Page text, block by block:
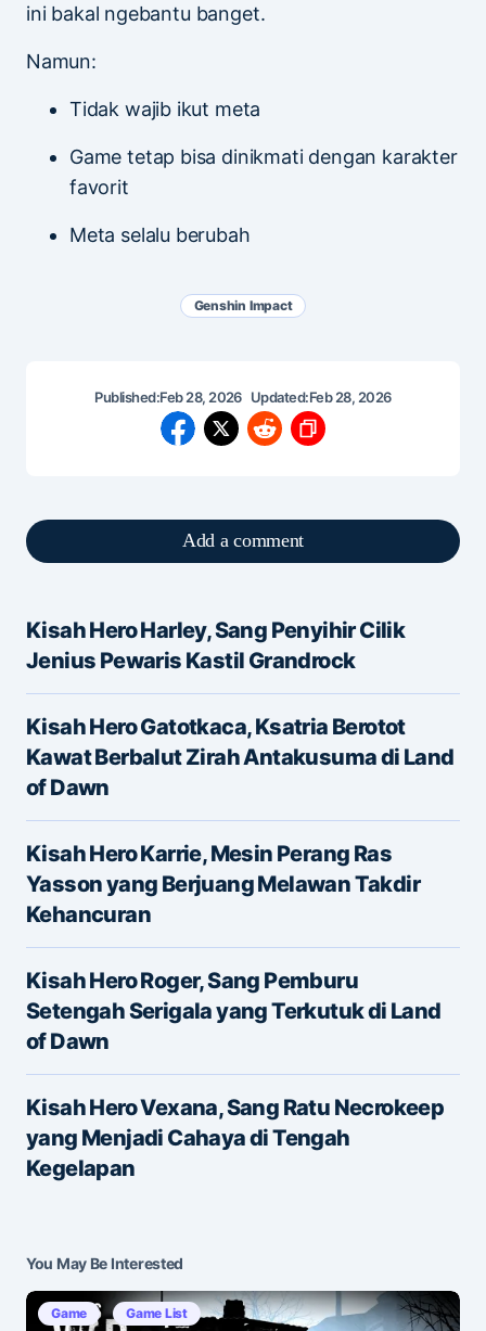
ini bakal ngebantu banget.
Namun:
Tidak wajib ikut meta
Game tetap bisa dinikmati dengan karakter
favorit
Meta selalu berubah
Genshin Impact
Published:Feb 28, 2026 Updated:Feb 28, 2026
Add a comment
Alamat email Anda tidak akan dipublikasikan.
Ruas yang wajib ditandai*
Message*
E-mail
Save my name and e-mail in this browser for the
next time I comment.
Kisah Hero Harley, Sang Penyihir Cilik
Jenius Pewaris Kastil Grandrock
Kisah Hero Gatotkaca, Ksatria Berotot
Kawat Berbalut Zirah Antakusuma di Land
of Dawn
Kisah Hero Karrie, Mesin Perang Ras
Yasson yang Berjuang Melawan Takdir
Kehancuran
Kisah Hero Roger, Sang Pemburu
Setengah Serigala yang Terkutuk di Land
of Dawn
Kisah Hero Vexana, Sang Ratu Necrokeep
yang Menjadi Cahaya di Tengah
Kegelapan
You May Be Interested
Game Game List